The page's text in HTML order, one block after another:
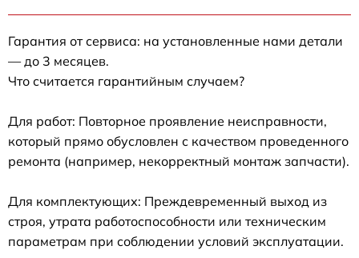
Гарантия от сервиса: на установленные нами детали
— до 3 месяцев.
Что считается гарантийным случаем?
Для работ: Повторное проявление неисправности,
который прямо обусловлен с качеством проведенного
ремонта (например, некорректный монтаж запчасти).
Для комплектующих: Преждевременный выход из
строя, утрата работоспособности или техническим
параметрам при соблюдении условий эксплуатации.